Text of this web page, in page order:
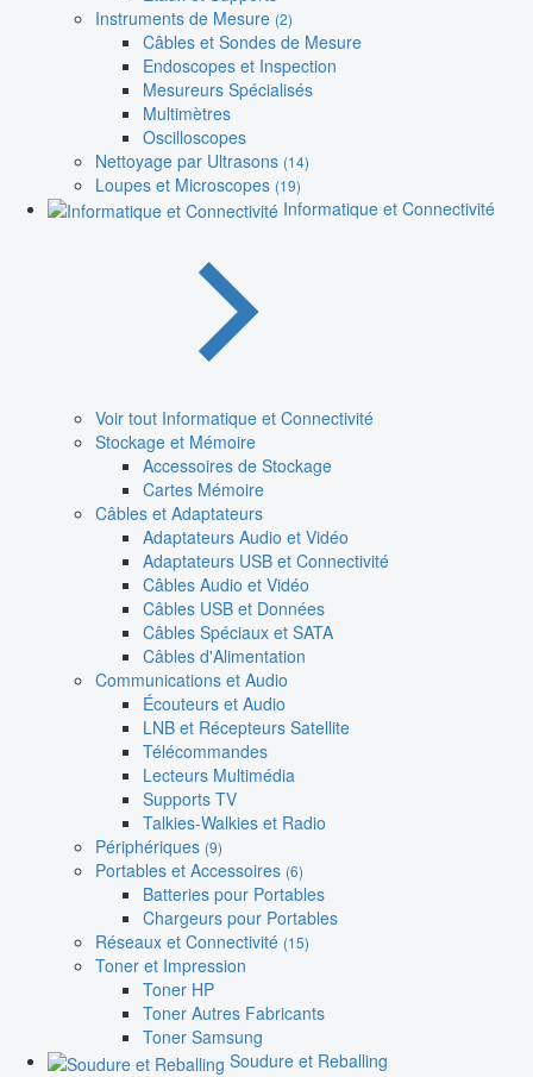
Instruments de Mesure (2)
Câbles et Sondes de Mesure
Endoscopes et Inspection
Mesureurs Spécialisés
Multimètres
Oscilloscopes
Nettoyage par Ultrasons (14)
Loupes et Microscopes (19)
Informatique et Connectivité
Voir tout Informatique et Connectivité
Stockage et Mémoire
Accessoires de Stockage
Cartes Mémoire
Câbles et Adaptateurs
Adaptateurs Audio et Vidéo
Adaptateurs USB et Connectivité
Câbles Audio et Vidéo
Câbles USB et Données
Câbles Spéciaux et SATA
Câbles d'Alimentation
Communications et Audio
Écouteurs et Audio
LNB et Récepteurs Satellite
Télécommandes
Lecteurs Multimédia
Supports TV
Talkies-Walkies et Radio
Périphériques (9)
Portables et Accessoires (6)
Batteries pour Portables
Chargeurs pour Portables
Réseaux et Connectivité (15)
Toner et Impression
Toner HP
Toner Autres Fabricants
Toner Samsung
Soudure et Reballing